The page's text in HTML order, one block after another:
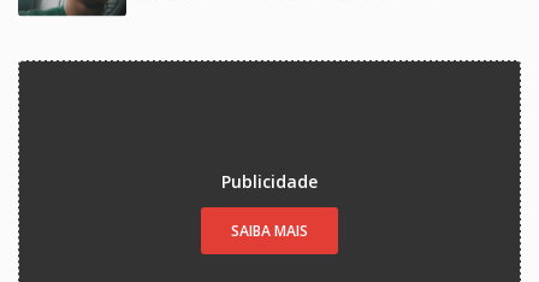
Publicidade
SAIBA MAIS